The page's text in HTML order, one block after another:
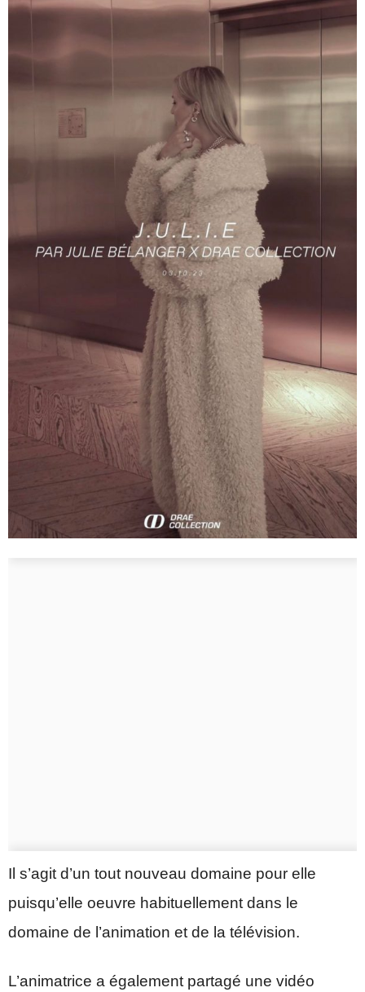
Il s’agit d’un tout nouveau domaine pour elle
puisqu’elle oeuvre habituellement dans le
domaine de l’animation et de la télévision.
L’animatrice a également partagé une vidéo